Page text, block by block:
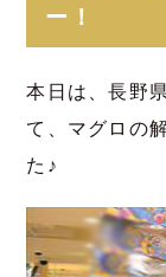
ー！
本日は、長野
て、マグロの
た♪